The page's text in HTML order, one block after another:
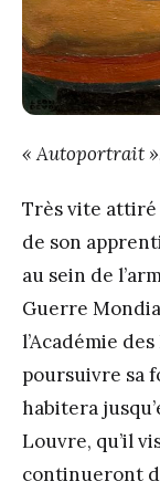
« Autoportrait
Très vite
de son
au sein de
Guerre
l’Académie
poursuivre sa
habitera
Louvre, qu’il
continueront